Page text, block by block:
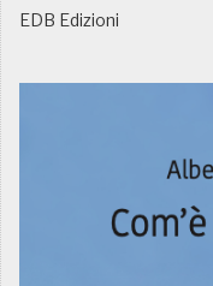
EDB Edizioni